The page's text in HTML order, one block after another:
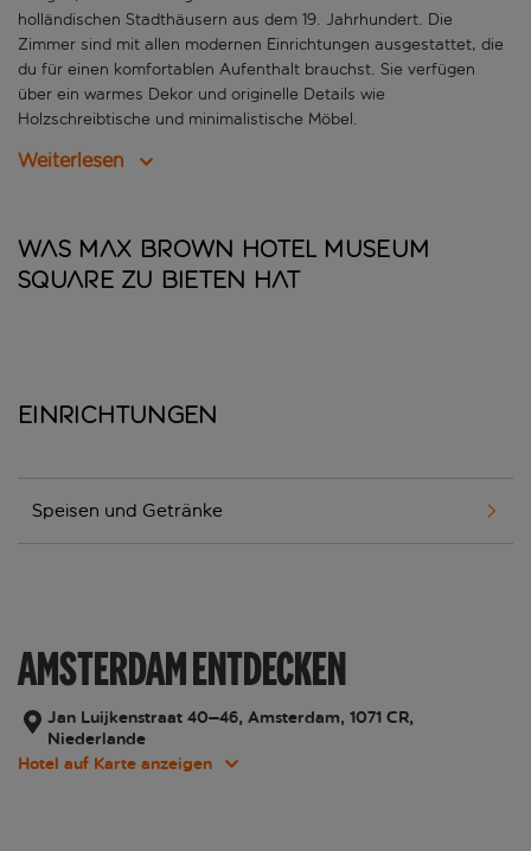
holländischen Stadthäusern aus dem 19. Jahrhundert. Die
Zimmer sind mit allen modernen Einrichtungen ausgestattet, die
du für einen komfortablen Aufenthalt brauchst. Sie verfügen
über ein warmes Dekor und originelle Details wie
Holzschreibtische und minimalistische Möbel.
Weiterlesen
Was Max Brown Hotel Museum
Square zu bieten hat
Einrichtungen
Speisen und Getränke
AMSTERDAM ENTDECKEN
Jan Luijkenstraat 40–46, Amsterdam, 1071 CR,
Niederlande
Hotel auf Karte anzeigen